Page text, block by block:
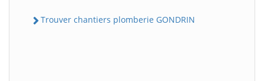
Trouver chantiers plomberie GONDRIN